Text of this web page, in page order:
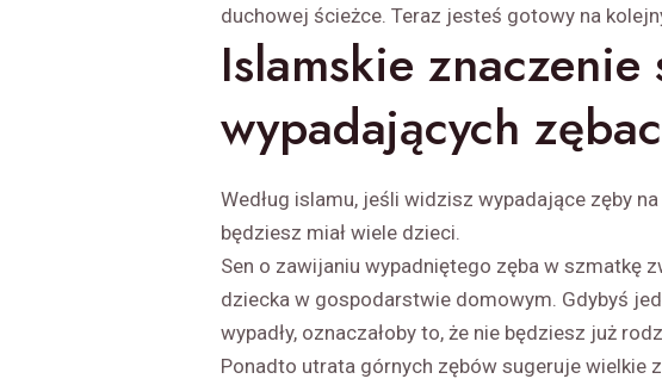
duchowej ścieżce. Teraz jesteś gotowy na
Islamskie znaczenie
wypadających
Według islamu, jeśli widzisz wypadające zęby
będziesz miał wiele dzieci.
Sen o zawijaniu wypadniętego zęba w szmatkę
dziecka w gospodarstwie domowym. Gdybyś
wypadły, oznaczałoby to, że nie będziesz już
Ponadto utrata górnych zębów sugeruje wielkie